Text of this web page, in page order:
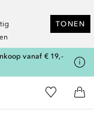
TONEN
vanaf € 19,-
Naar Douglas Home
Naar Mijn